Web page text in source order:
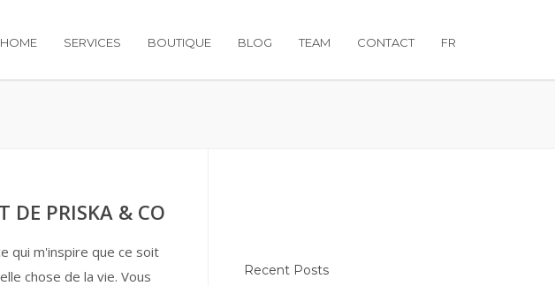
HOME SERVICES BOUTIQUE BLOG TEAM CONTACT FR
DE PRISKA & CO
qui m'inspire que ce soit
chose de la vie. Vous
Recent Posts